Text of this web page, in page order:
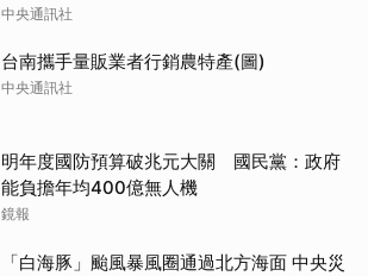
中央通訊社
台南攜手量販業者行銷農特產(圖)
中央通訊社
明年度國防預算破兆元大關 國民黨：政府
能負擔年均400億無人機
鏡報
「白海豚」颱風暴風圈通過北方海面 中央災